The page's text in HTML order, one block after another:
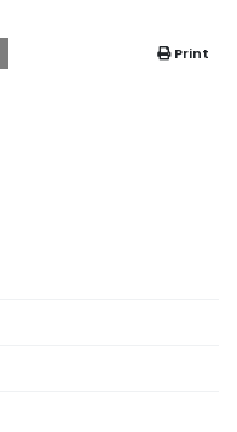
Print